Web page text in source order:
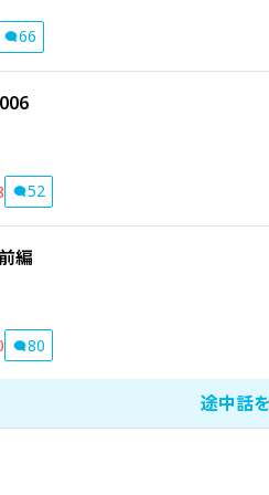
66
52
編
80
途中話